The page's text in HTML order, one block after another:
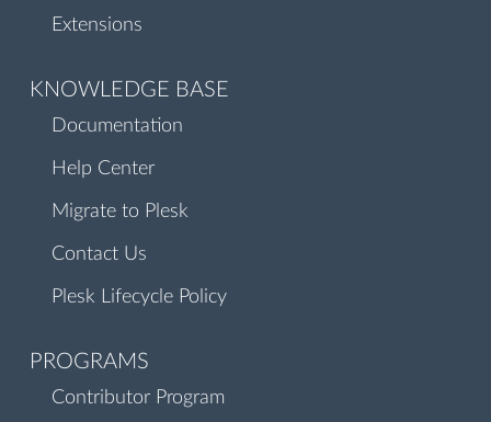
Extensions
KNOWLEDGE BASE
Documentation
Help Center
Migrate to Plesk
Contact Us
Plesk Lifecycle Policy
PROGRAMS
Contributor Program